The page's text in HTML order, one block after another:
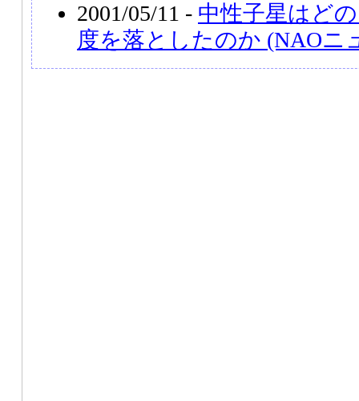
2001/05/11 - 中性子星はど
度を落としたのか (NAOニ